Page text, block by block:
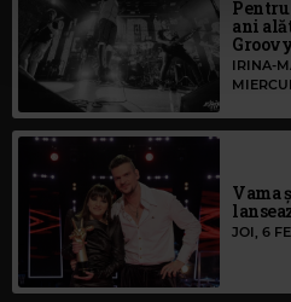
Pentru
ani
IRINA-
Vama
JOI, 6